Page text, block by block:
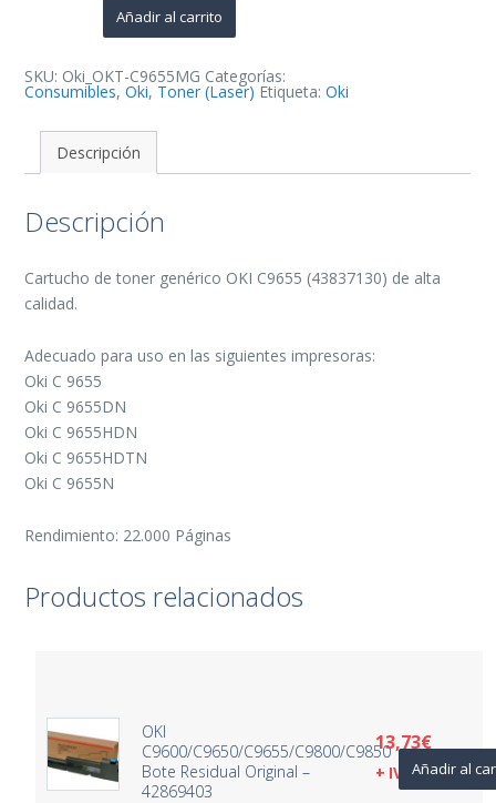
Reemplaza
43837130
Añadir al carrito
SKU: Oki_OKT-C9655MG Categorías:
Consumibles,Oki, Toner (Laser) Etiqueta:Oki
Descripción
Descripción
Cartucho de toner genérico OKI C9655 (43837130) de alta
calidad.
Adecuado para uso en las siguientes impresoras:
Oki C 9655
Oki C 9655DN
Oki C 9655HDN
Oki C 9655HDTN
Oki C 9655N
Rendimiento: 22.000 Páginas
Productos relacionados
OKI
C9600/C9650/C9655/C9800/C9850
Bote Residual Original –
42869403
13,73€
+ IVAAñadir al